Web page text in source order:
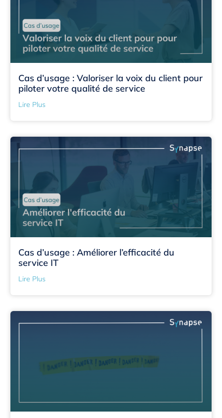
Cas d’usage : Valoriser la voix du client pour
piloter votre qualité de service
Lire Plus
Cas d’usage : Améliorer l’efficacité du
service IT
Lire Plus